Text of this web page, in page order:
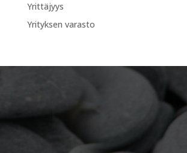
Yrittäjyys
Yrityksen varasto